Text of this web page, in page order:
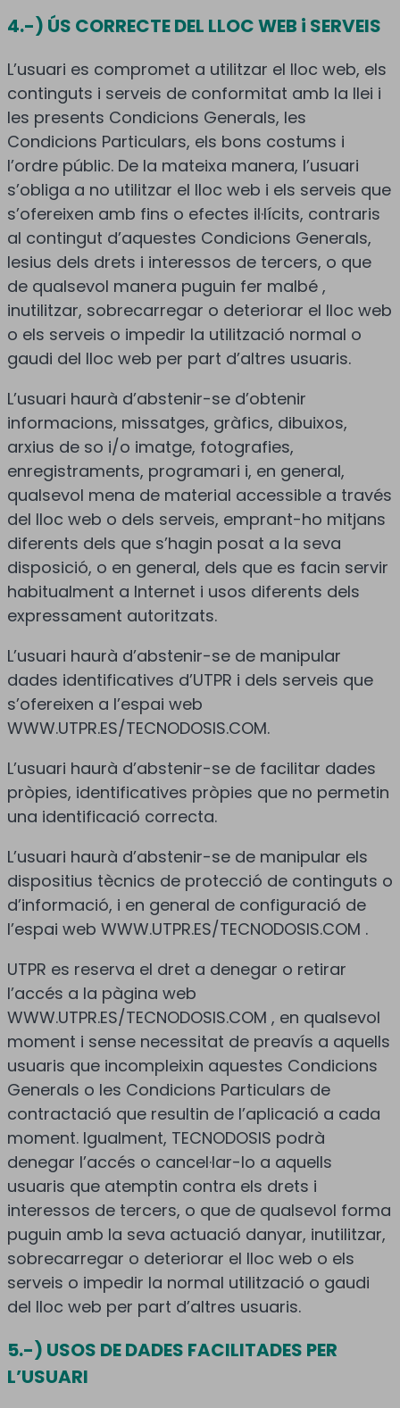
4.-) ÚS CORRECTE DEL LLOC WEB i SERVEIS
L’usuari es compromet a utilitzar el lloc web, els
continguts i serveis de conformitat amb la llei i
les presents Condicions Generals, les
Condicions Particulars, els bons costums i
l’ordre públic. De la mateixa manera, l’usuari
s’obliga a no utilitzar el lloc web i els serveis que
s’ofereixen amb fins o efectes il·lícits, contraris
al contingut d’aquestes Condicions Generals,
lesius dels drets i interessos de tercers, o que
de qualsevol manera puguin fer malbé ,
inutilitzar, sobrecarregar o deteriorar el lloc web
o els serveis o impedir la utilització normal o
gaudi del lloc web per part d’altres usuaris.
L’usuari haurà d’abstenir-se d’obtenir
informacions, missatges, gràfics, dibuixos,
arxius de so i/o imatge, fotografies,
enregistraments, programari i, en general,
qualsevol mena de material accessible a través
del lloc web o dels serveis, emprant-ho mitjans
diferents dels que s’hagin posat a la seva
disposició, o en general, dels que es facin servir
habitualment a Internet i usos diferents dels
expressament autoritzats.
L’usuari haurà d’abstenir-se de manipular
dades identificatives d’UTPR i dels serveis que
s’ofereixen a l’espai web
WWW.UTPR.ES/TECNODOSIS.COM.
L’usuari haurà d’abstenir-se de facilitar dades
pròpies, identificatives pròpies que no permetin
una identificació correcta.
L’usuari haurà d’abstenir-se de manipular els
dispositius tècnics de protecció de continguts o
d’informació, i en general de configuració de
l’espai web WWW.UTPR.ES/TECNODOSIS.COM .
UTPR es reserva el dret a denegar o retirar
l’accés a la pàgina web
WWW.UTPR.ES/TECNODOSIS.COM , en qualsevol
moment i sense necessitat de preavís a aquells
usuaris que incompleixin aquestes Condicions
Generals o les Condicions Particulars de
contractació que resultin de l’aplicació a cada
moment. Igualment, TECNODOSIS podrà
denegar l’accés o cancel·lar-lo a aquells
usuaris que atemptin contra els drets i
interessos de tercers, o que de qualsevol forma
puguin amb la seva actuació danyar, inutilitzar,
sobrecarregar o deteriorar el lloc web o els
serveis o impedir la normal utilització o gaudi
del lloc web per part d’altres usuaris.
5.-) USOS DE DADES FACILITADES PER
L’USUARI